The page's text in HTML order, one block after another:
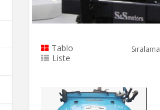
Tablo
Liste
Sıralama